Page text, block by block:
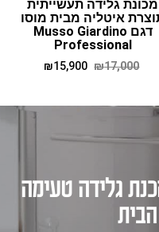
מכונת גלידה תעשייתית
איטליה מבית מוסו
דגם Musso Giardino
Professional
₪17,000
₪15,900
גלידה טעימה